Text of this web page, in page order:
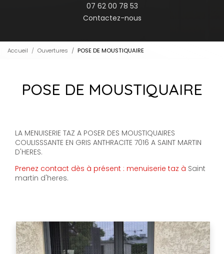
07 62 00 78 53
Contactez-nous
Accueil Ouvertures POSE DE MOUSTIQUAIRE
POSE DE MOUSTIQUAIRE
LA MENUISERIE TAZ A POSER DES MOUSTIQUAIRES
COULISSSANTE EN GRIS ANTHRACITE 7016 A SAINT MARTIN
D'HERES.
Prenez contact dès à présent : menuiserie taz à Saint
martin d'heres.